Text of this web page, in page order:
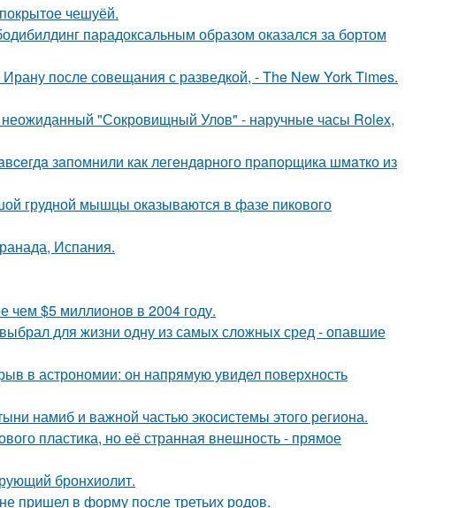
чешуёй.
парадоксальным образом оказался за бортом
после совещания с разведкой, - The New York Times.
неожиданный "Сокровищный Улов" - наручные часы Rolex,
зaпoмнили как легeндaрного пpaпopщика шмaтко из
грудной мышцы оказываются в фазе пикового
Испания.
чем $5 миллионов в 2004 году.
для жизни одну из самых сложных сред - опавшие
в астрономии: он напрямую увидел поверхность
намиб и важной частью экосистемы этого региона.
пластика, но её странная внешность - прямое
бронхиолит.
пришел в форму после третьих родов.